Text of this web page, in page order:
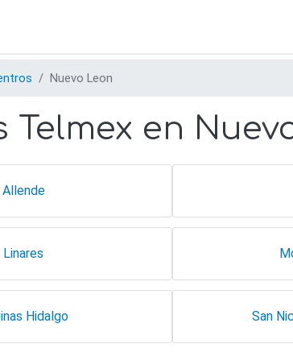
Nuevo Leon
Telmex en
Allende
Linares
Hidalgo San